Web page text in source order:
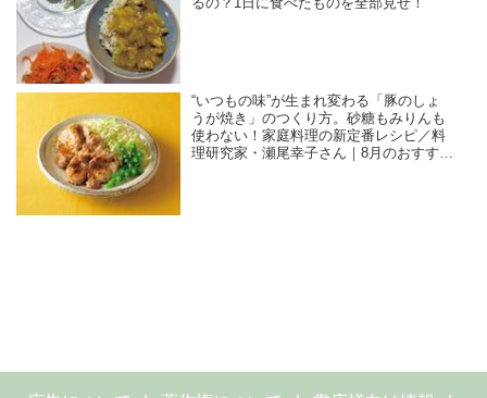
るの？1日に食べたものを全部見せ！
“いつもの味”が生まれ変わる「豚のしょ
うが焼き」のつくり方。砂糖もみりんも
使わない！家庭料理の新定番レシピ／料
理研究家・瀬尾幸子さん｜8月のおすすめ